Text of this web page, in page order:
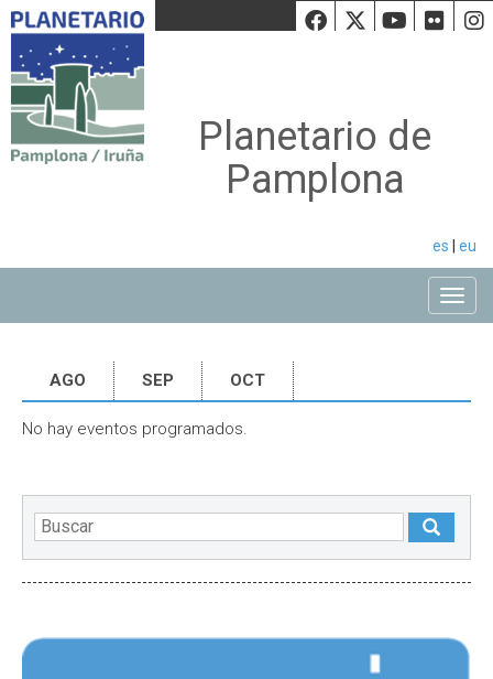
Facebook
Twiiter
Planetario de
Pamplona
es eu
AGO SEP OCT
No hay eventos programados.